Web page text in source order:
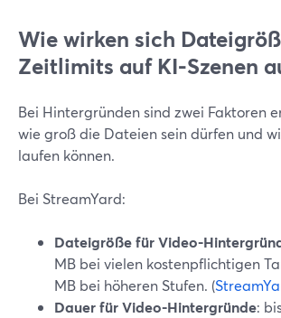
Wie wirken sich
Zeitlimits auf KI-Szenen
Bei Hintergründen sind zwei Faktoren
wie groß die Dateien sein dürfen und
laufen können.
Bei StreamYard:
Dateigröße für Video-
MB bei vielen kostenpflichtigen
MB bei höheren Stufen. (
Dauer für Video-Hintergründe: